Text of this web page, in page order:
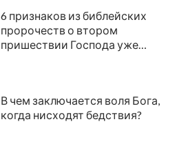
6 признаков из библейских
пророчеств о втором
пришествии Господа уже
В чем заключается воля Бога,
когда нисходят бедствия?